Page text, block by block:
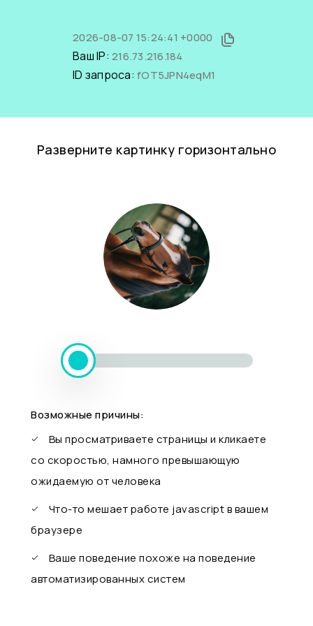
2026-08-07 15:24:41 +0000
Ваш IP: 216.73.216.184
ID запроса: fOT5JPN4eqM1
Разверните картинку горизонтально
Возможные причины:
Вы просматриваете страницы и кликаете
со скоростью, намного превышающую
ожидаемую от человека
Что-то мешает работе javascript в вашем
браузере
Ваше поведение похоже на поведение
автоматизированных систем